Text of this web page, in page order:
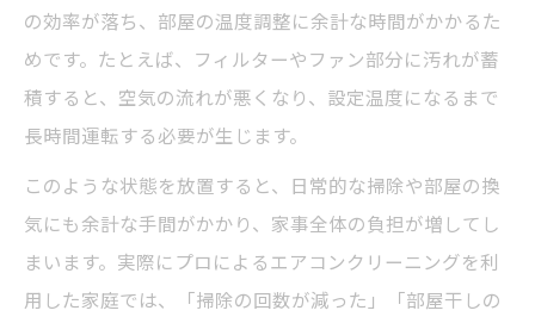
ト
カビやホコリの抑制に効果的なエアコン掃
除の工夫
エアコンクリーニングで家族の健康をサポ
ート
室内の空気環境を整えるプロの清掃術
清掃なら効率とコスパを両立できる理由
エアコンクリーニングで電気代節約と清潔
の効率が落ち、部屋の温度調整に余計な時間がかかるた
めです。たとえば、フィルターやファン部分に汚れが蓄
積すると、空気の流れが悪くなり、設定温度になるまで
長時間運転する必要が生じます。
このような状態を放置すると、日常的な掃除や部屋の換
気にも余計な手間がかかり、家事全体の負担が増してし
まいます。実際にプロによるエアコンクリーニングを利
用した家庭では、「掃除の回数が減った」「部屋干しの